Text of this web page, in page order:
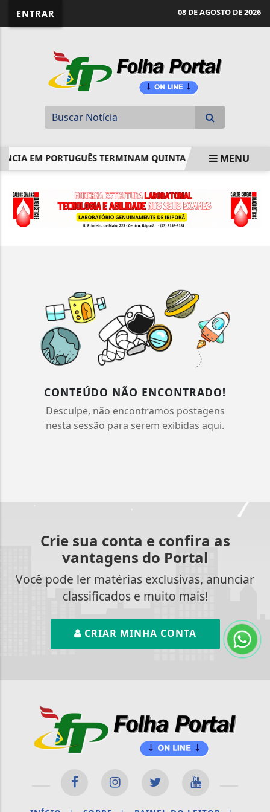
ENTRAR 08 DE AGOSTO DE 2026
EM PORTUGUÊS TERMINAM QUINTA "NÃO É SÓ
MENU
CONTEÚDO NÃO ENCONTRADO!
Desculpe, não encontramos postagens
nesta sessão para serem exibidas aqui.
Crie sua conta e confira as
vantagens do Portal
Você pode ler matérias exclusivas, anunciar
classificados e muito mais!
CRIAR MINHA CONTA